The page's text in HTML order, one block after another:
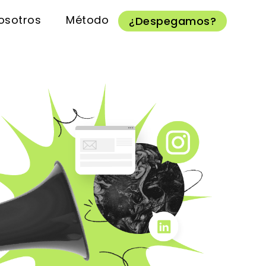
Método ¿Despegamos?